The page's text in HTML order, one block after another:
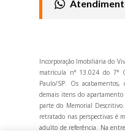
Incorporação Imobiliária do
matrícula n° 13.024 do 7°
Paulo/SP. Os
demais itens do apartamento
parte do Memorial
retratado nas perspectivas é
adulto de referência. Na